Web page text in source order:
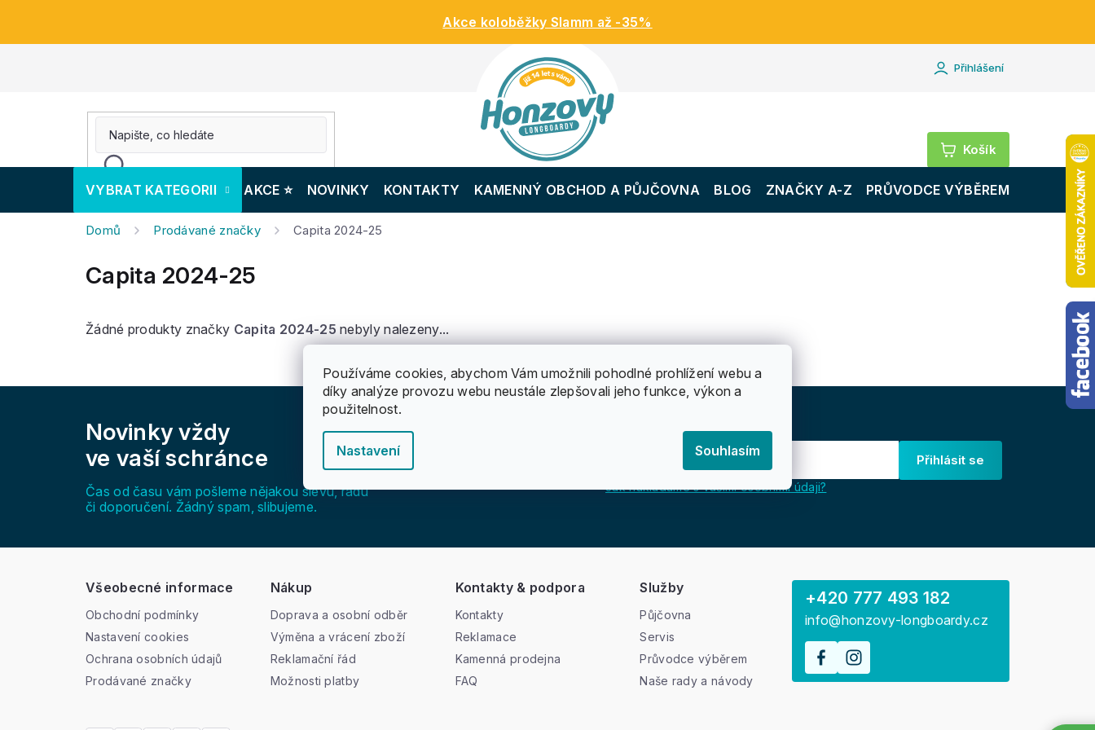
Používáme cookies, abychom Vám umožnili pohodlné prohlížení webu a
díky analýze provozu webu neustále zlepšovali jeho funkce, výkon a
použitelnost.
Nastavení Souhlasím
Akce koloběžky Slamm až -35%
Přihlášení
Nákupní
košík
VYBRAT KATEGORII AKCE ⭐️ NOVINKY KONTAKTY KAMENNÝ OBCHOD A PŮJČOVNA BLOG ZNAČKY A-Z PRŮVODCE VÝBĚREM
Domů Prodávané značky Capita 2024-25
Capita 2024-25
Žádné produkty značky Capita 2024-25 nebyly nalezeny...
Novinky vždy
ve vaší schránce
Čas od času vám pošleme nějakou slevu, radu
či doporučení. Žádný spam, slibujeme.
Přihlásit se
Jak nakládáme s vašimi osobními údaji?
Všeobecné informace
Obchodní podmínky
Nastavení cookies
Ochrana osobních údajů
Prodávané značky
Nákup
Doprava a osobní odběr
Výměna a vrácení zboží
Reklamační řád
Možnosti platby
Kontakty & podpora
Kontakty
Reklamace
Kamenná prodejna
FAQ
Služby
Půjčovna
Servis
Průvodce výběrem
Naše rady a návody
+420 777 493 182
info@honzovy-longboardy.cz